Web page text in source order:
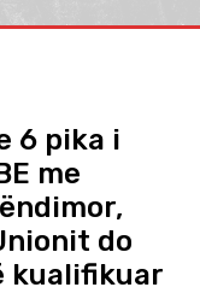
6 pika i
me
do
kualifikuar